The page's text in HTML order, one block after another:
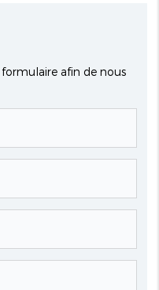
afin de nous